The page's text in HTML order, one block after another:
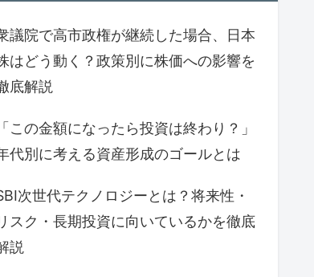
議院で高市政権が継続した場合、日本
はどう動く？政策別に株価への影響を
底解説
「この金額になったら投資は終わり？」
代別に考える資産形成のゴールとは
次世代テクノロジーとは？将来性・
スク・長期投資に向いているかを徹底
説